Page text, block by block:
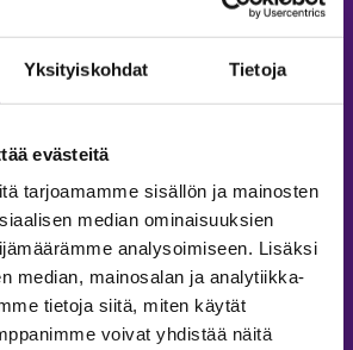
Yksityiskohdat Tietoja
evästeitä
tarjoamamme sisällön ja mainosten
median ominaisuuksien
analysoimiseen. Lisäksi
median, mainosalan ja analytiikka-
tietoja siitä, miten käytät
voivat yhdistää näitä